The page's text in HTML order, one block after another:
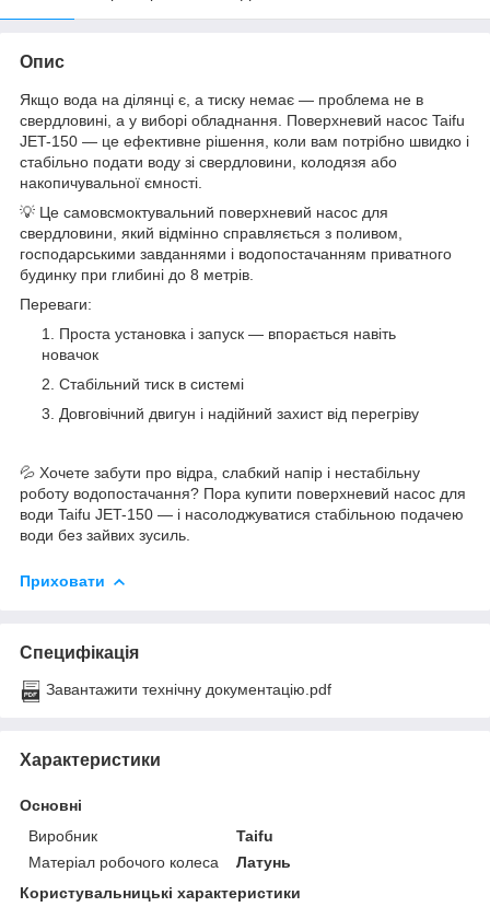
Опис
Якщо вода на ділянці є, а тиску немає — проблема не в
свердловині, а у виборі обладнання. Поверхневий насос Taifu
JET-150 — це ефективне рішення, коли вам потрібно швидко і
стабільно подати воду зі свердловини, колодязя або
накопичувальної ємності.
💡 Це самовсмоктувальний поверхневий насос для
свердловини, який відмінно справляється з поливом,
господарськими завданнями і водопостачанням приватного
будинку при глибині до 8 метрів.
Переваги:
Проста установка і запуск — впорається навіть
новачок
Стабільний тиск в системі
Довговічний двигун і надійний захист від перегріву
💦 Хочете забути про відра, слабкий напір і нестабільну
роботу водопостачання? Пора купити поверхневий насос для
води Taifu JET-150 — і насолоджуватися стабільною подачею
води без зайвих зусиль.
Приховати
Специфікація
Завантажити технічну документацію.pdf
Характеристики
Основні
Виробник
Taifu
Матеріал робочого колеса
Латунь
Користувальницькі характеристики